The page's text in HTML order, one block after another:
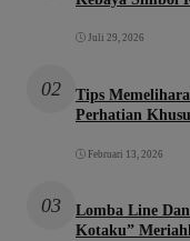
Juli 29, 2026
02
Tips
Perhatian
Februari 13, 2026
03
Lomba Line
Kotaku”